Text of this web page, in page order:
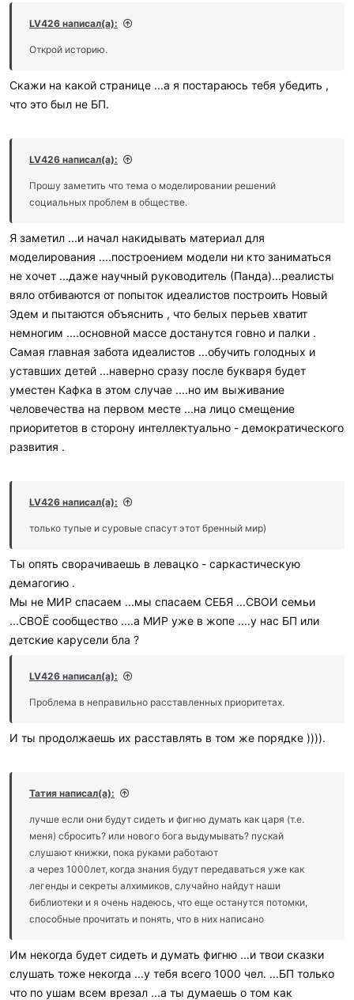
LV426 написал(а):
Открой историю.
Скажи на какой странице ...а я постараюсь тебя убедить ,
что это был не БП.
LV426 написал(а):
Прошу заметить что тема о моделировании решений
социальных проблем в обществе.
Я заметил ...и начал накидывать материал для
моделирования ....построением модели ни кто заниматься
не хочет ...даже научный руководитель (Панда)...реалисты
вяло отбиваются от попыток идеалистов построить Новый
Эдем и пытаются объяснить , что белых перьев хватит
немногим ....основной массе достанутся говно и палки .
Самая главная забота идеалистов ...обучить голодных и
уставших детей ...наверно сразу после букваря будет
уместен Кафка в этом случае ....но им выживание
человечества на первом месте ...на лицо смещение
приоритетов в сторону интеллектуально - демократического
развития .
LV426 написал(а):
только тупые и суровые спасут этот бренный мир)
Ты опять сворачиваешь в левацко - саркастическую
демагогию .
Мы не МИР спасаем ...мы спасаем СЕБЯ ...СВОИ семьи
...СВОЁ сообщество ....а МИР уже в жопе ....у нас БП или
детские карусели бла ?
LV426 написал(а):
Проблема в неправильно расставленных приоритетах.
И ты продолжаешь их расставлять в том же порядке )))).
Татия написал(а):
лучше если они будут сидеть и фигню думать как царя (т.е.
меня) сбросить? или нового бога выдумывать? пускай
слушают книжки, пока руками работают
а через 1000лет, когда знания будут передаваться уже как
легенды и секреты алхимиков, случайно найдут наши
библиотеки и я очень надеюсь, что еще останутся потомки,
способные прочитать и понять, что в них написано
Им некогда будет сидеть и думать фигню ...и твои сказки
слушать тоже некогда ...у тебя всего 1000 чел. ...БП только
что по ушам всем врезал ...а ты думаешь о том как